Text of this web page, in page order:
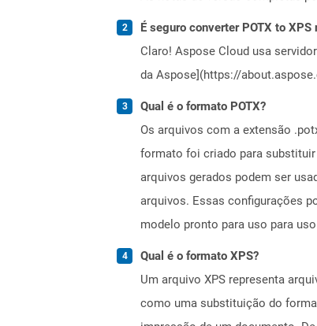
É seguro converter POTX to XPS
Claro! Aspose Cloud usa
da Aspose](https://
Qual é o formato POTX?
Os arquivos com a extensão
formato foi criado para
arquivos gerados podem ser
arquivos. Essas configurações
modelo pronto para uso para
Qual é o formato XPS?
Um arquivo XPS representa
como uma substituição do